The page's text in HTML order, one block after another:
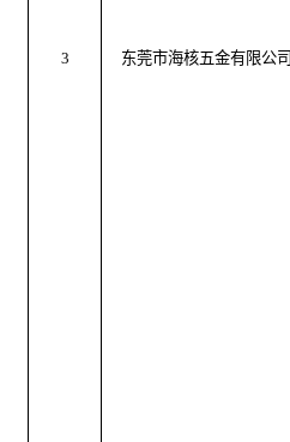
3 东莞市海核五金有限公司